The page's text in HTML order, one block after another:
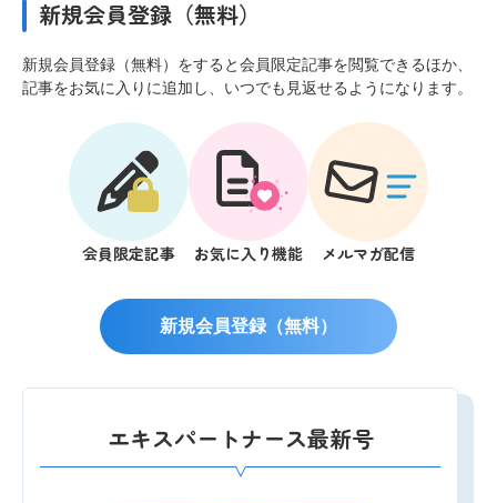
新規会員登録（無料）
新規会員登録（無料）をすると会員限定記事を閲覧できるほか、
記事をお気に入りに追加し、いつでも見返せるようになります。
会員限定記事 お気に入り機能 メルマガ配信
新規会員登録（無料）
エキスパートナース最新号